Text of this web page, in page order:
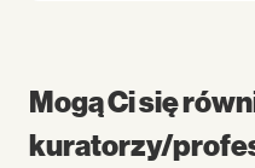
Mogą Ci się
kuratorzy/